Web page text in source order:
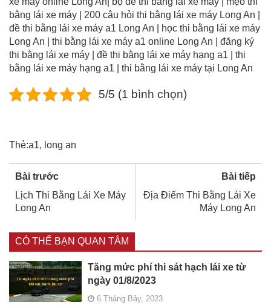
bằng lái xe máy | 200 câu hỏi thi bằng lái xe máy Long An |
đề thi bằng lái xe máy a1 Long An | học thi bằng lái xe máy
Long An | thi bằng lái xe máy a1 online Long An | đăng ký
thi bằng lái xe máy | đề thi bằng lái xe máy hạng a1 | thi
bằng lái xe máy hạng a1 | thi bằng lái xe máy tại Long An
5/5 (1 bình chọn)
Thẻ:a1, long an
Bài trước
Lịch Thi Bằng Lái Xe Máy
Long An
Bài tiếp
Địa Điểm Thi Bằng Lái Xe
Máy Long An
CÓ THỂ BẠN QUAN TÂM
Tăng mức phí thi sát hạch lái xe từ
ngày 01/8/2023
6 Tháng Bảy, 2023